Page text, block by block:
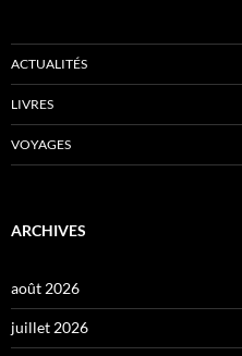
ACTUALITÉS
LIVRES
VOYAGES
ARCHIVES
août 2026
juillet 2026